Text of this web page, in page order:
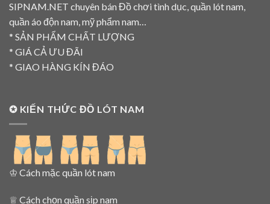
SIPNAM.NET chuyên bán Đồ chơi tình dục, quần lót nam,
quần áo độn nam, mỹ phẩm nam…
* SẢN PHẨM CHẤT LƯỢNG
* GIÁ CẢ ƯU ĐÃI
* GIAO HÀNG KÍN ĐÁO
✪ KIẾN THỨC ĐỒ LÓT NAM
♔ Cách mặc quần lót nam
♕ Cách chọn quần sịp nam